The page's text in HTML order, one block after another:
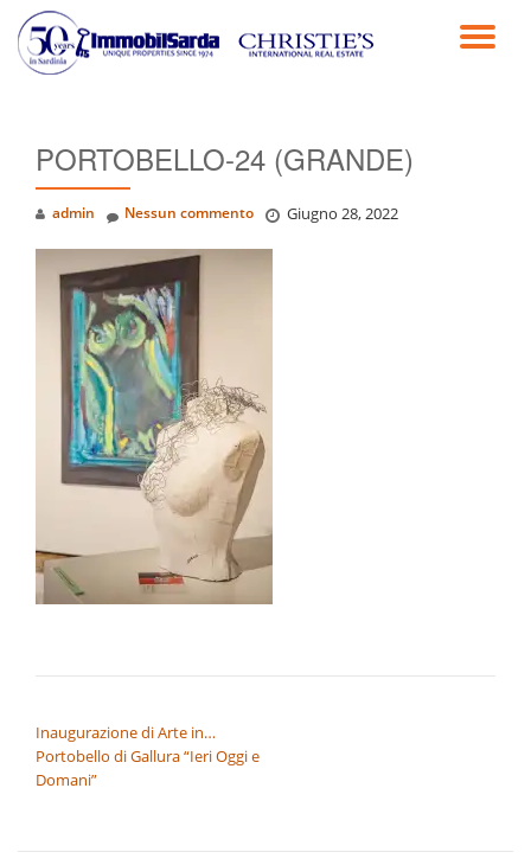
Passa
PORTOBELLO-24 (GRANDE)
admin Giugno 28, 2022
Nessun commento
Inaugurazione di Arte in…
Portobello di Gallura “Ieri Oggi e
Domani”